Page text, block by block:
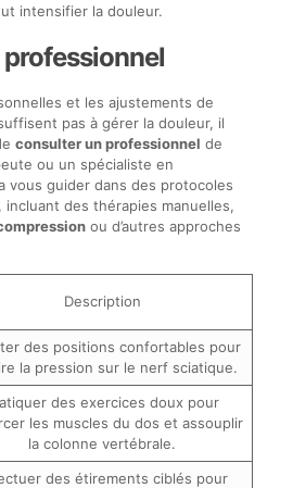
intensifier la douleur.
et les ajustements de
pas à gérer la douleur, il
consulter un professionnel de
ou un spécialiste en
vous guider dans des protocoles
des thérapies manuelles,
ou d’autres approches
Description
des positions confortables pour
la pression sur le nerf sciatique.
des exercices doux pour
les muscles du dos et assouplir
la colonne vertébrale.
des étirements ciblés pour